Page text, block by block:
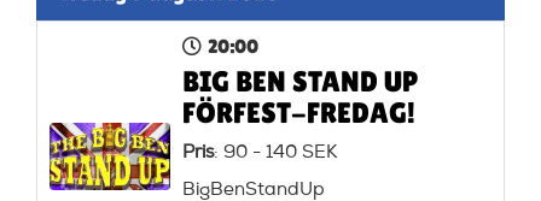
20:00
BIG BEN STAND UP
FÖRFEST-FREDAG!
Pris: 90 - 140 SEK
BigBenStandUp